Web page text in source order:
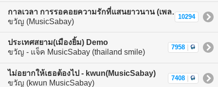
กาลเวลา การรอคอยความรักที่แสนยาวนาน (เพลงเต็ม)
ขวัญ (MusicSabay)
10294
ประเทศสยาม(เมืองยิ้ม) Demo
ขวัญ - แจ็ค MusicSabay (thailand smile)
7958
ไม่อยากให้เธอต้องไป - kwun(MusicSabay)
ขวัญ (kwun MusicSabay)
7408